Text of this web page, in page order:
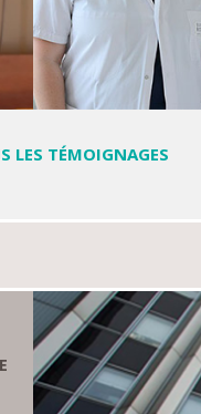
LES TÉMOIGNAGES